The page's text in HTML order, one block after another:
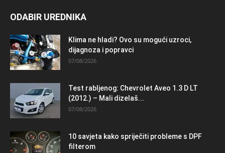
ODABIR UREDNIKA
Klima ne hladi? Ovo su mogući uzroci,
dijagnoza i popravci
07/08/2026
Test rabljenog: Chevrolet Aveo 1.3 D LT
(2012.) – Mali dizelaš...
07/08/2026
10 savjeta kako spriječiti probleme s DPF
filterom